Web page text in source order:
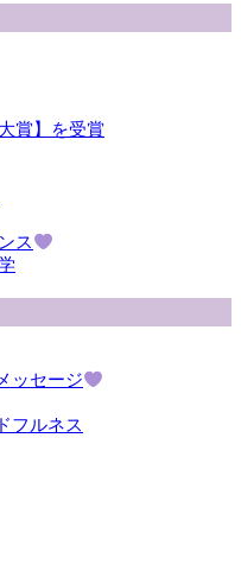
賞】を受賞
ス
ッセージ
フルネス